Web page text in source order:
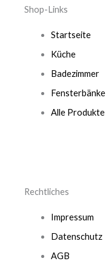
Shop-Links
Startseite
Küche
Badezimmer
Fensterbänke
Alle Produkte
Rechtliches
Impressum
Datenschutz
AGB